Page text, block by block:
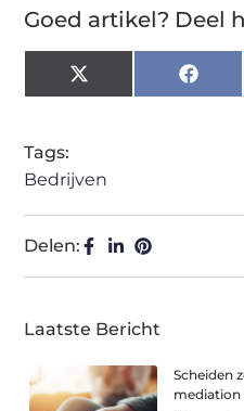
Goed artikel? Deel
X
(Twitter)
Tags:
Bedrijven
Delen:
Laatste Bericht
Scheiden
mediation